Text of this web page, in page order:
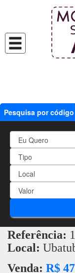
Pesquisa por código
1932
Referência:
Local:
Venda: R$